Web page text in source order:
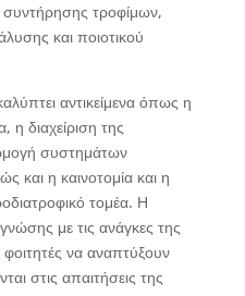
συντήρησης τροφίμων,
και ποιοτικού
αντικείμενα όπως η
η διαχείριση της
συστημάτων
και η καινοτομία και η
τομέα. Η
με τις ανάγκες της
να αναπτύξουν
στις απαιτήσεις της